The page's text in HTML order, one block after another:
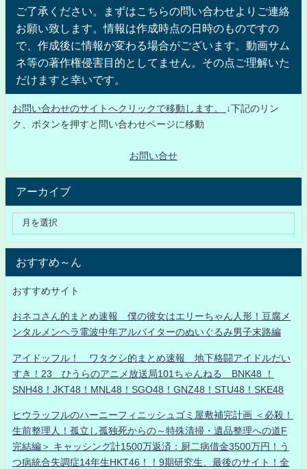
ご了承ください。まずはこちらの問い合わせよりご連絡
お願い致します。情報は作成時点の日時のものですの
で、作成後に情報が変わる場合がございます。動画サム
ネ等の著作権侵害目的としてません。その点ご理解いた
だけますと幸いです。
お問い合わせのサイトへクリックで移動します。
↓下記のリン
ク、ボタンを押すと問い合わせページに移動
お問い合せ
アーカイブ
おすすめ～ん
おすすめサイト
おネコさん的まとめ速報 僕の彼女はエリーちゃん人形！豆腐メ
ンタルメンヘラ電波中年アルバイターのぬいぐるみ男子末路編
アイドッフル！ ワタクシ的まとめ速報 地下格闘アイドルだい
すき！23 ひうらのアニメ放送局101ちゃんねる BNK48 ！
SNH48！JKT48！MNL48！SGO48！GNZ48！STU48！SKE48
ヒウラッフルのハーニーフィニッシュゴミ屋敷補完計画 ＜必殺！
生前整理人！孤立し孤独死からの～特殊清掃・遺品整理への道F
完結編＞ キャッシング計1500万返済：厨二病借金3500万円！う
つ病統合失調症14年生HKT46！！9期研究生、最後のサイト！全